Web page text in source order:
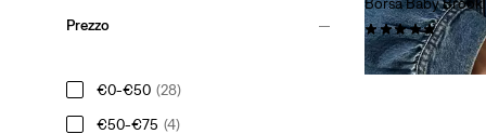
Prezzo
€0-€50 (28)
€50-€75 (4)
(0)
€ 39,00